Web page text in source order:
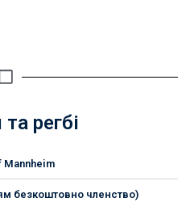
регбі
Mannheim
безкоштовно членство)